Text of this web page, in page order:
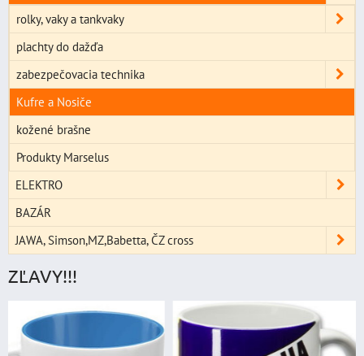
rolky, vaky a tankvaky
plachty do dažďa
zabezpečovacia technika
Kufre a Nosiče
kožené brašne
Produkty Marselus
ELEKTRO
BAZÁR
JAWA, Simson,MZ,Babetta, ČZ cross
ZĽAVY!!!